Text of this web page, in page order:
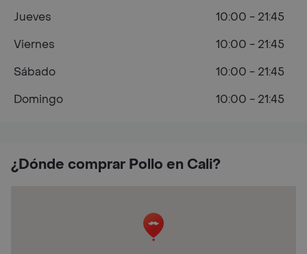
¿Dónde comprar Pollo en Cali?
Jueves
10:00 - 21:45
Viernes
10:00 - 21:45
Sábado
10:00 - 21:45
Domingo
10:00 - 21:45